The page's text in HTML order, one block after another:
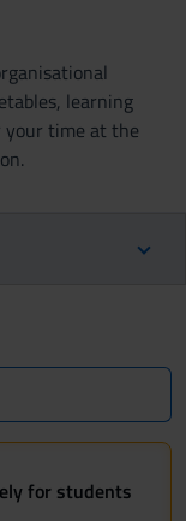
learning
your time at the
for students